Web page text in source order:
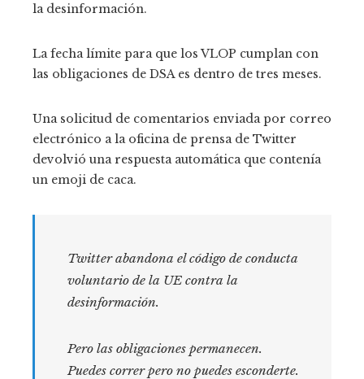
la desinformación.
La fecha límite para que los VLOP cumplan con
las obligaciones de DSA es dentro de tres meses.
Una solicitud de comentarios enviada por correo
electrónico a la oficina de prensa de Twitter
devolvió una respuesta automática que contenía
un emoji de caca.
Twitter abandona el código de conducta
voluntario de la UE contra la
desinformación.
Pero las obligaciones permanecen.
Puedes correr pero no puedes esconderte.